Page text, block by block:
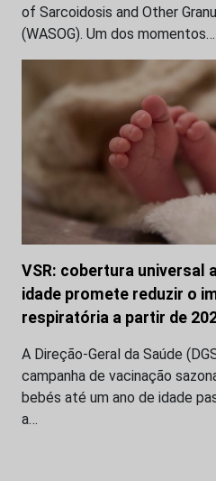
of Sarcoidosis and Other
(WASOG). Um dos momentos…
VSR: cobertura universal
idade promete reduzir o
respiratória a partir de
A Direção-Geral da Saúde
campanha de vacinação
bebés até um ano de idade
a…